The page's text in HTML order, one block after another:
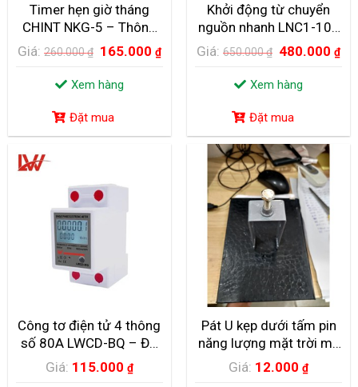
Timer hẹn giờ tháng
CHINT NKG-5 – Thông
số kỹ thuật và Ứng dụng
thực tế.
Giá: 260.000₫ 165.000 ₫
Xem hàng
Đặt mua
Khởi động từ chuyển
nguồn nhanh LNC1-100
LW tiếp điểm 2NO-2NC
100A
Giá: 650.000₫ 480.000₫
Xem hàng
Đặt mua
Công tơ điện tử 4 thông
số 80A LWCD-BQ – Đo
điện chính xác 100%
Giá: 115.000 ₫
Pát U kẹp dưới tấm pin
năng lượng mặt trời mạ
kẽm chống nóng, bulong
Giá: 12.000₫
KHÁM PHÁ NHÀ MÁY ĐIỆN NĂNG LƯỢNG MẶT
TRỜI NỔI LỚN NHẤT TẠI NHẬT BẢN
TẠI NHẬT BẢN, CÁC NHÀ MÁY ĐIỆN NỔI CHẠY BẰNG NĂNG